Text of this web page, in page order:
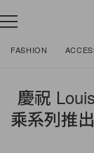
FASHION
慶祝
乘系列推